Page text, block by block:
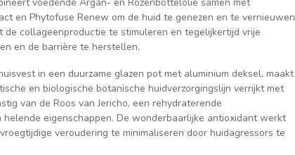
en Phytofuse Renew om de huid te genezen en te vernieuwen
collageenproductie te stimuleren en tegelijkertijd vrije
en de barrière te herstellen.
in een duurzame glazen pot met aluminium deksel, maakt
en biologische botanische huidverzorgingslijn verrijkt met
van de Roos van Jericho, een rehydraterende
eigenschappen. De wonderbaarlijke antioxidant werkt
veroudering te minimaliseren door huidagressors te